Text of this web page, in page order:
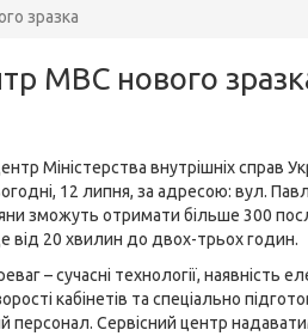
зразка
МВС нового
Міністерства внутрішніх справ
12 липня, за адресою: вул.
зможуть отримати більше 300
від 20 хвилин до двох-трьох годин.
– сучасні технології, наявність
кабінетів та спеціально
персонал. Сервісний центр